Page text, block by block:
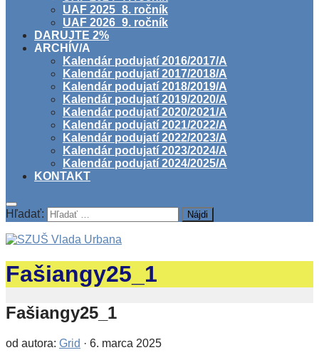
UAF 2025_8. ročník
UAF 2026_9. ročník
DARUJTE 2%
ARCHÍV/A
Kalendár podujatí 2016/2017/A
Kalendár podujatí 2017/2018/A
Kalendár podujatí 2018/2019/A
Kalendár podujatí 2019/2020/A
Kalendár podujatí 2020/2021/A
Kalendár podujatí 2021/2022/A
Kalendár podujatí 2022/2023/A
Kalendár podujatí 2023/2024/A
Kalendár podujatí 2024/2025/A
KONTAKT
Hľadať:
Fašiangy25_1
Fašiangy25_1
od autora: Grid · 6. marca 2025